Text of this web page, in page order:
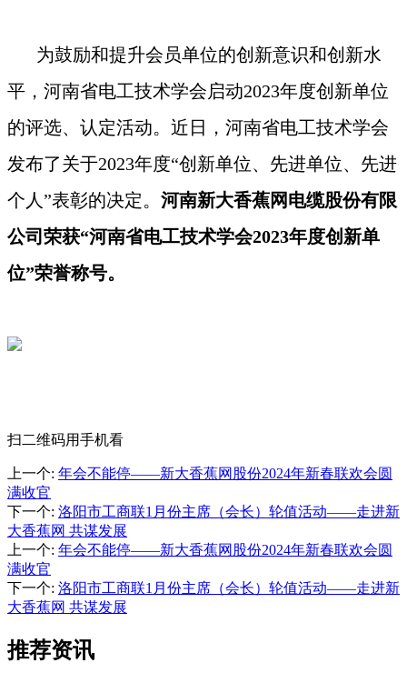
为鼓励和提升会员单位的创新意识和创新水
平，河南省电工技术学会启动2023年度创新单位
的评选、认定活动。近日，河南省电工技术学会
发布了关于2023年度“创新单位、先进单位、先进
个人”表彰的决定。 河南新大香蕉网电缆股份有限
公司荣获“河南省电工技术学会2023年度创新单
位”荣誉称号。
扫二维码用手机看
上一个: 年会不能停——新大香蕉网股份2024年新春联欢会圆
满收官
下一个: 洛阳市工商联1月份主席（会长）轮值活动——走进新
大香蕉网 共谋发展
上一个: 年会不能停——新大香蕉网股份2024年新春联欢会圆
满收官
下一个: 洛阳市工商联1月份主席（会长）轮值活动——走进新
大香蕉网 共谋发展
推荐资讯